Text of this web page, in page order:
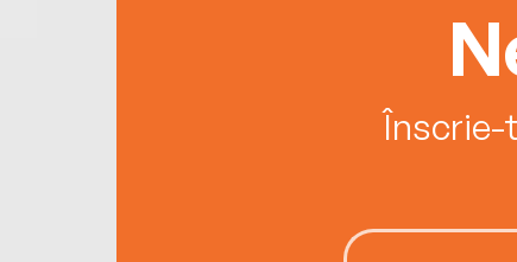
Înscrie-